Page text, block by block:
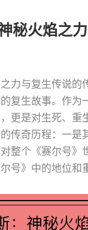
秘火焰之
力与复生传说
复生故事。作
更是对生死、
传奇历程：一
整个《赛尔号
号》中的地位